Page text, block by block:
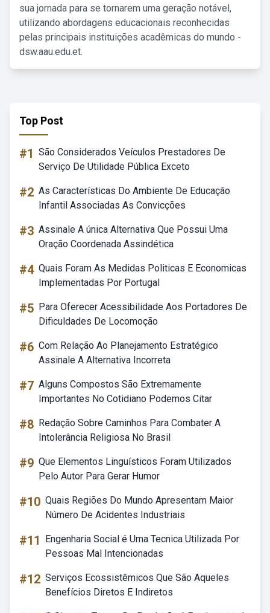
sua jornada para se tornarem uma geração notável,
utilizando abordagens educacionais reconhecidas
pelas principais instituições acadêmicas do mundo -
dsw.aau.edu.et.
Top Post
#1 São Considerados Veículos Prestadores De
Serviço De Utilidade Pública Exceto
#2 As Características Do Ambiente De Educação
Infantil Associadas As Convicções
#3 Assinale A única Alternativa Que Possui Uma
Oração Coordenada Assindética
#4 Quais Foram As Medidas Politicas E Economicas
Implementadas Por Portugal
#5 Para Oferecer Acessibilidade Aos Portadores De
Dificuldades De Locomoção
#6 Com Relação Ao Planejamento Estratégico
Assinale A Alternativa Incorreta
#7 Alguns Compostos São Extremamente
Importantes No Cotidiano Podemos Citar
#8 Redação Sobre Caminhos Para Combater A
Intolerância Religiosa No Brasil
#9 Que Elementos Linguísticos Foram Utilizados
Pelo Autor Para Gerar Humor
#10 Quais Regiões Do Mundo Apresentam Maior
Número De Acidentes Industriais
#11
Engenharia Social é Uma Tecnica Utilizada Por
Pessoas Mal Intencionadas
#12 Serviços Ecossistêmicos Que São Aqueles
Benefícios Diretos E Indiretos